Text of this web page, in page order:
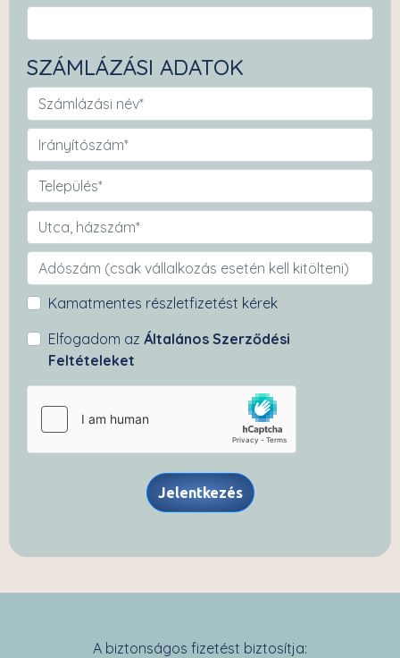
SZÁMLÁZÁSI ADATOK
Kamatmentes részletfizetést kérek
Elfogadom az Általános Szerződési
Feltételeket
Jelentkezés
A biztonságos fizetést biztosítja: